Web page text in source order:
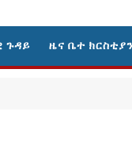
ጉዳይ ዜና ቤተ ክርስቲያን